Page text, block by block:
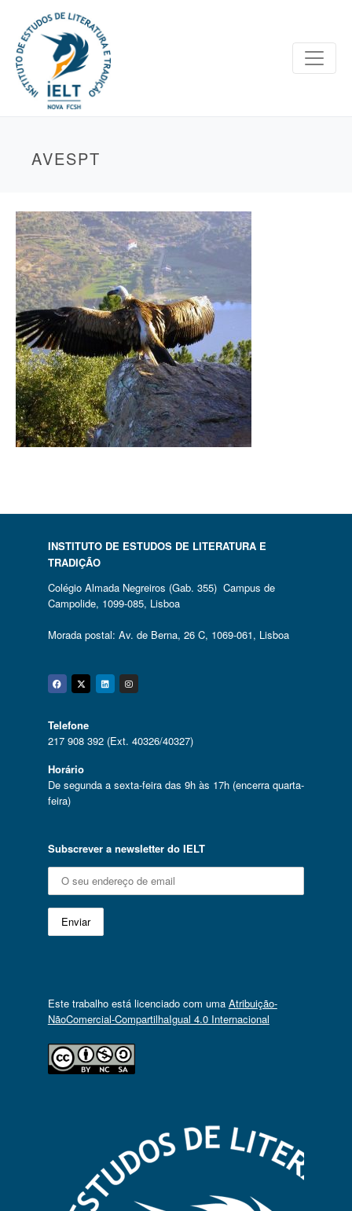
AVESPT
INSTITUTO DE ESTUDOS DE LITERATURA E
TRADIÇÃO
Colégio Almada Negreiros (Gab. 355) Campus de
Campolide, 1099-085, Lisboa
Morada postal: Av. de Berna, 26 C, 1069-061, Lisboa
Facebook
Twitter
Linkedin
Instagram
Telefone
217 908 392 (Ext. 40326/40327)
Horário
De segunda a sexta-feira das 9h às 17h (encerra quarta-
feira)
Subscrever a newsletter do IELT
Este trabalho está licenciado com uma Atribuição-
NãoComercial-CompartilhaIgual 4.0 Internacional